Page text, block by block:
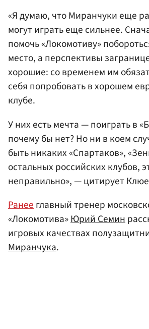
«Я думаю, что Миранчуки еще
могут играть еще сильнее.
помочь «Локомотиву»
место, а перспективы
хорошие: со временем им
себя попробовать в хорошем
клубе.
У них есть мечта — поиграть в
почему бы нет? Но ни в коем
быть никаких «Спартаков»,
остальных российских клубов,
неправильно», — цитирует
Ранееглавный тренер
«Локомотива»Юрий Семин
игровых качествах
Миранчука.